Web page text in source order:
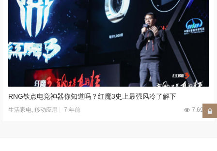
RNG钦点电竞神器你知道吗？红魔3史上最强风冷了解下
生活家电,移动应用 7 年前 7.69W